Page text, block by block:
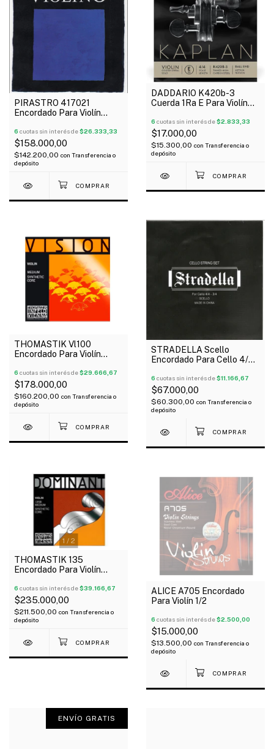
PIRASTRO 417021
Encordado Para Violín
6 cuotas sin interés de$26.333,33
$158.000,00
$142.200,00 con Transferencia o
depósito
DADDARIO K420b-3
Cuerda 1Ra E Para Violín
En Bola
6 cuotas sin interés de$2.833,33
$17.000,00
$15.300,00 con Transferencia o
depósito
THOMASTIK Vl100
Encordado Para Violín
Medium 4/4
6 cuotas sin interés de$29.666,67
$178.000,00
$160.200,00 con Transferencia o
depósito
STRADELLA Scello
Encordado Para Cello 4/4
6 cuotas sin interés de$11.166,67
$67.000,00
$60.300,00 con Transferencia o
depósito
1 / 2
THOMASTIK 135
Encordado Para Violín
6 cuotas sin interés de$39.166,67
$235.000,00
$211.500,00 con Transferencia o
depósito
ALICE A705 Encordado
Para Violín 1/2
6 cuotas sin interés de$2.500,00
$15.000,00
$13.500,00 con Transferencia o
depósito
ENVÍO GRATIS